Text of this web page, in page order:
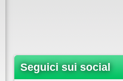
Seguici sui social